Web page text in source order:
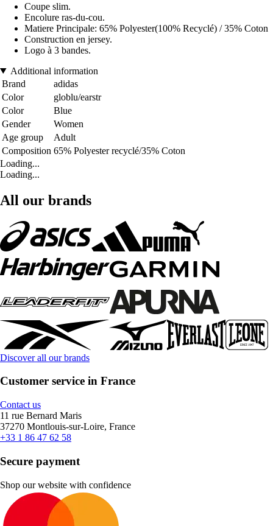
Coupe slim.
Encolure ras-du-cou.
Matiere Principale: 65% Polyester(100% Recyclé) / 35% Coton
Construction en jersey.
Logo à 3 bandes.
Additional information
Brand
adidas
Color
globlu/earstr
Color
Blue
Gender
Women
Age group
Adult
Composition 65% Polyester recyclé/35% Coton
Loading...
Loading...
All our brands
Discover all our brands
Customer service in France
Contact us
11 rue Bernard Maris
37270 Montlouis-sur-Loire, France
+33 1 86 47 62 58
Secure payment
Shop our website with confidence